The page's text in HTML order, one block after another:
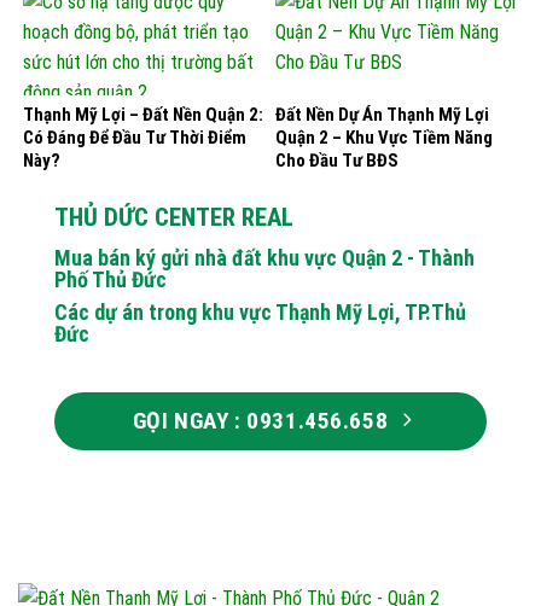
Thạnh Mỹ Lợi – Đất Nền Quận 2:
Có Đáng Để Đầu Tư Thời Điểm
Này?
Đất Nền Dự Án Thạnh Mỹ Lợi
Quận 2 – Khu Vực Tiềm Năng
Cho Đầu Tư BĐS
THỦ DỨC CENTER REAL
Mua bán ký gửi nhà đất khu vực Quận 2 - Thành
Phố Thủ Đức
Các dự án trong khu vực Thạnh Mỹ Lợi, TP.Thủ
Đức
GỌI NGAY : 0931.456.658